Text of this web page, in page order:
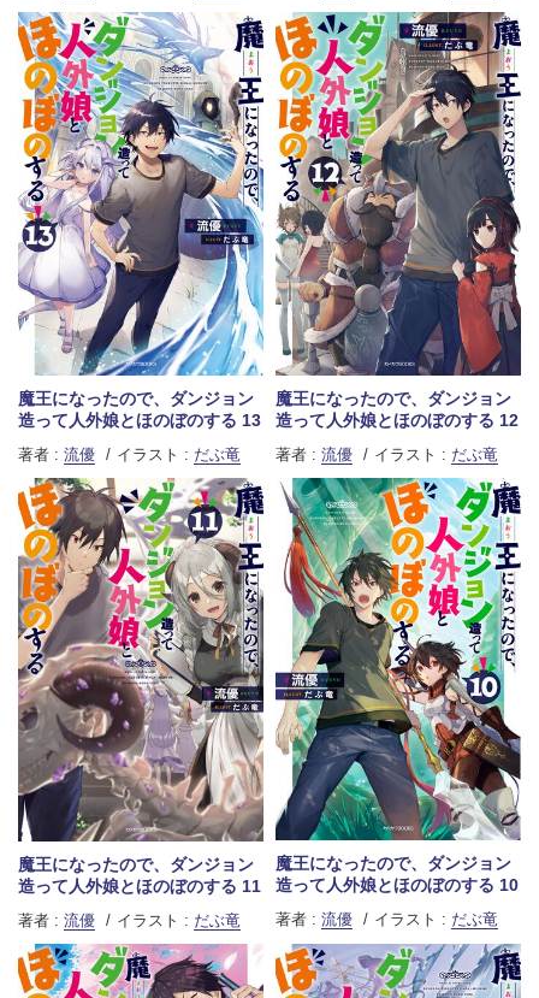
魔王になったので、ダンジョン
造って人外娘とほのぼのする 13
著者 : 流優 イラスト : だぶ竜
魔王になったので、ダンジョン
造って人外娘とほのぼのする 12
著者 : 流優 イラスト : だぶ竜
魔王になったので、ダンジョン
造って人外娘とほのぼのする 11
著者 : 流優 イラスト : だぶ竜
魔王になったので、ダンジョン
造って人外娘とほのぼのする 10
著者 : 流優 イラスト : だぶ竜